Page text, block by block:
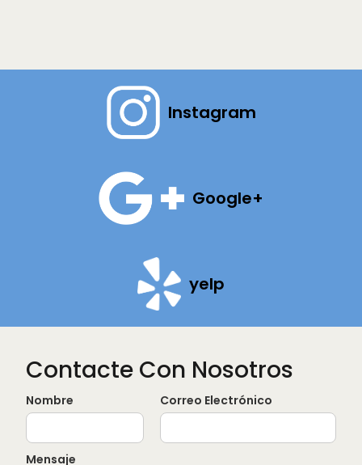
Instagram
Google+
yelp
Contacte Con Nosotros
Nombre Correo Electrónico
Mensaje